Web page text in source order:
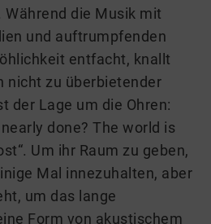
die Musik mit
und auftrumpfenden
entfacht, knallt
nicht zu überbietender
der Lage um die Ohren:
nearly done? The world is
Um ihr Raum zu geben,
Mal innezuhalten, aber
um das lange
Form von akustischem